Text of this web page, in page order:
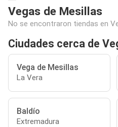
Vegas de Mesillas
No se encontraron tiendas en
Ciudades cerca de
Vega de Mesillas
La Vera
Baldío
Extremadura